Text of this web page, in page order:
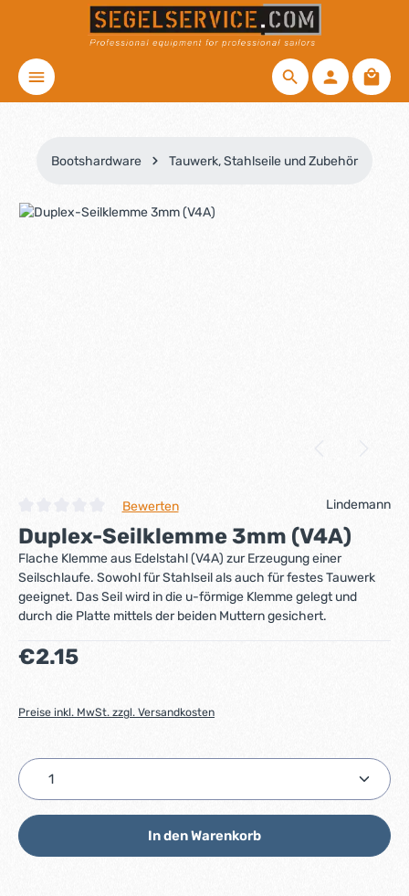
Zum Hauptinhalt springen
Bootshardware Tauwerk, Stahlseile und Zubehör
Bildergalerie überspringen
Durchschnittliche Bewertung von 0 von 5 Sternen
Bewerten Lindemann
Duplex-Seilklemme 3mm (V4A)
Flache Klemme aus Edelstahl (V4A) zur Erzeugung einer
Seilschlaufe. Sowohl für Stahlseil als auch für festes Tauwerk
geeignet. Das Seil wird in die u-förmige Klemme gelegt und
durch die Platte mittels der beiden Muttern gesichert.
Regulärer Preis:
€2.15
Preise inkl. MwSt. zzgl. Versandkosten
Produkt Anzahl: Gib den gewünschten Wert ein
In den Warenkorb